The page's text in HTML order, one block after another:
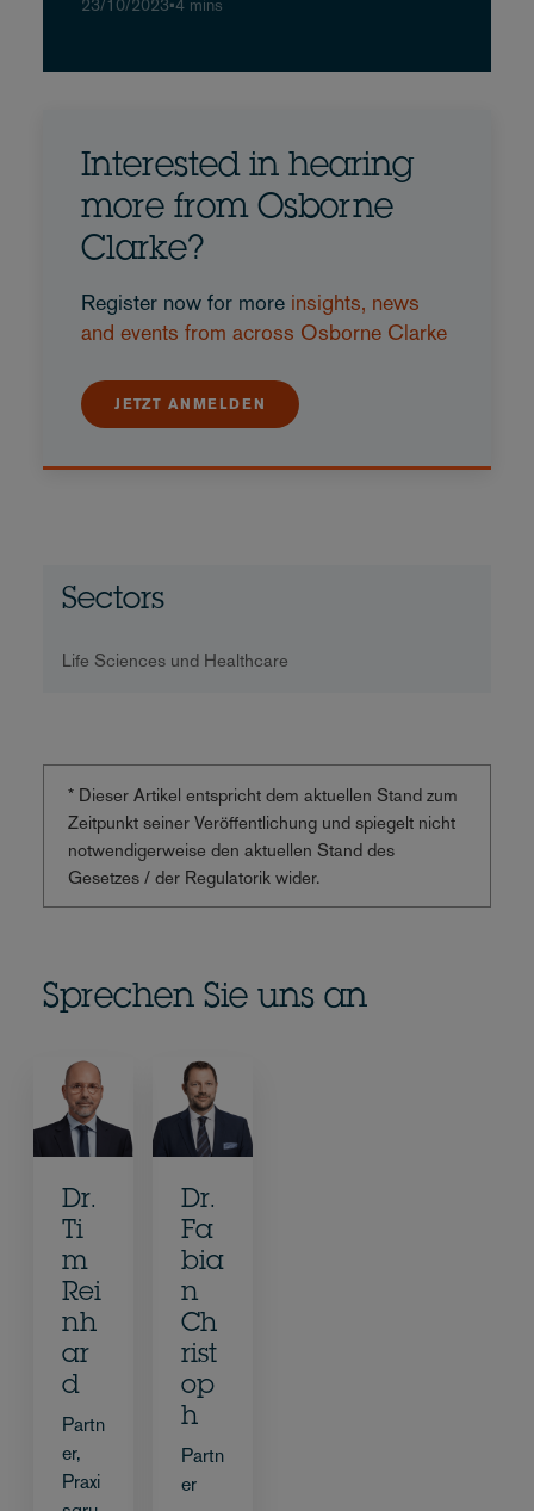
23/10/2023•4 mins
Interested in hearing
more from Osborne
Clarke?
Register now for more insights, news
and events from across Osborne Clarke
JETZT ANMELDEN
Sectors
Life Sciences und Healthcare
* Dieser Artikel entspricht dem aktuellen Stand zum
Zeitpunkt seiner Veröffentlichung und spiegelt nicht
notwendigerweise den aktuellen Stand des
Gesetzes / der Regulatorik wider.
Sprechen Sie uns an
Dr.
Ti
m
Rei
nh
ar
d
Partn
er,
Praxi
Dr.
Fa
bia
n
Ch
rist
op
h
Partn
er